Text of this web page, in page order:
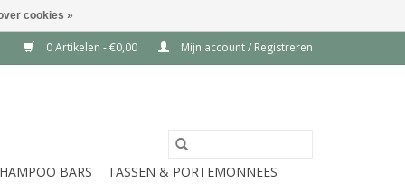
0 Artikelen - €0,00 Mijn account / Registreren
BARS
TASSEN & PORTEMONNEES
cookies »